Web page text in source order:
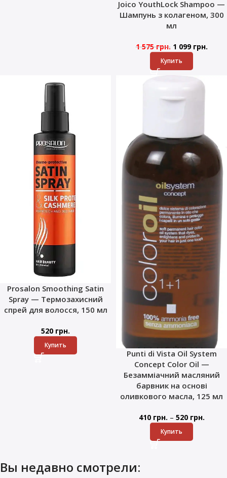
Joico YouthLock Shampoo —
Шампунь з колагеном, 300
мл
1 575грн. 1 099 грн.
Купить
Prosalon Smoothing Satin
Spray — Термозахисний
спрей для волосся, 150 мл
520 грн.
Купить
Punti di Vista Oil System
Concept Color Oil —
Безамміачний масляний
барвник на основі
оливкового масла, 125 мл
410 грн. – 520 грн.
Купить
Вы недавно смотрели: